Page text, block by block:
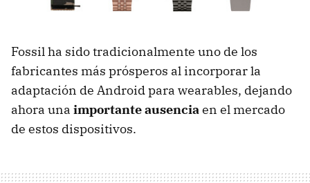
Fossil ha sido tradicionalmente uno de los
fabricantes más prósperos al incorporar la
adaptación de Android para wearables, dejando
ahora una importante ausenciaen el mercado
de estos dispositivos.